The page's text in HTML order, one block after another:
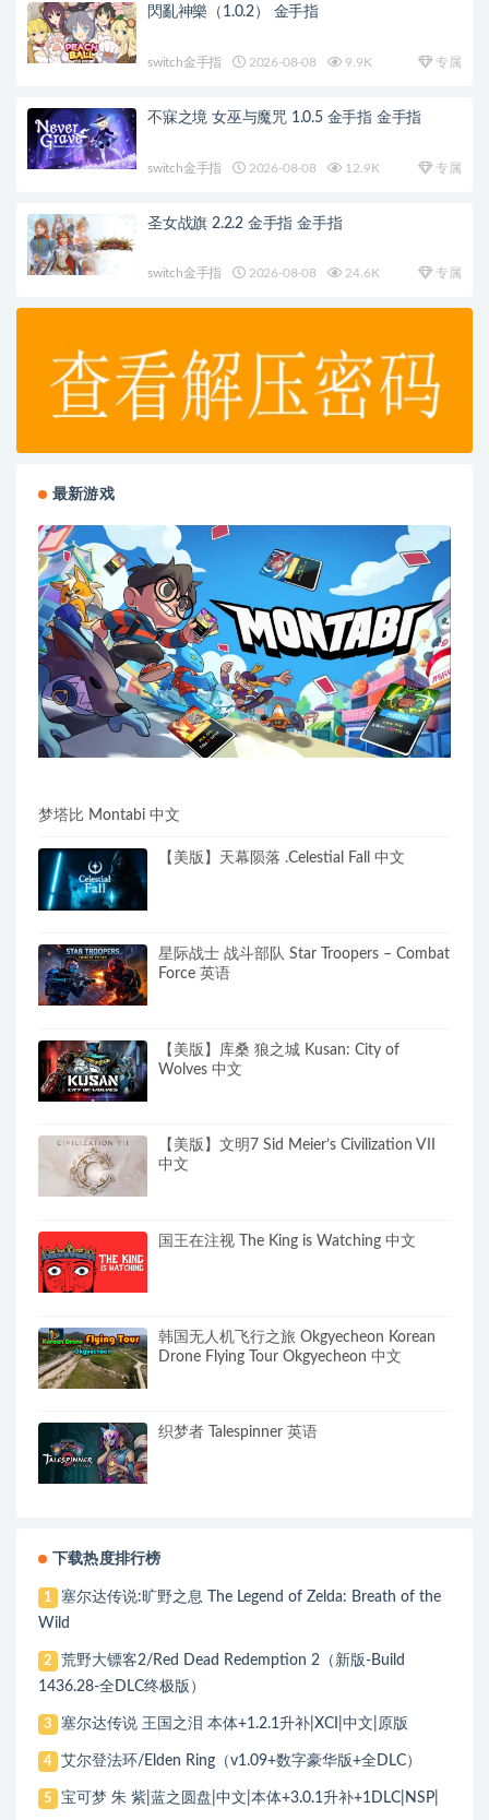
閃亂神樂（1.0.2） 金手指
switch金手指 2026-08-08 9.9K 专属
不寐之境 女巫与魔咒 1.0.5 金手指 金手指
switch金手指 2026-08-08 12.9K 专属
圣女战旗 2.2.2 金手指 金手指
switch金手指 2026-08-08 24.6K 专属
最新游戏
梦塔比 Montabi 中文
【美版】天幕陨落 .Celestial Fall 中文
星际战士 战斗部队 Star Troopers – Combat
Force 英语
【美版】库桑 狼之城 Kusan: City of
Wolves 中文
【美版】文明7 Sid Meier’s Civilization VII
中文
国王在注视 The King is Watching 中文
韩国无人机飞行之旅 Okgyecheon Korean
Drone Flying Tour Okgyecheon 中文
织梦者 Talespinner 英语
下载热度排行榜
1
塞尔达传说:旷野之息 The Legend of Zelda: Breath of the
Wild
2
荒野大镖客2/Red Dead Redemption 2（新版-Build
1436.28-全DLC终极版）
3 塞尔达传说 王国之泪 本体+1.2.1升补|XCI|中文|原版
4 艾尔登法环/Elden Ring（v1.09+数字豪华版+全DLC）
5 宝可梦 朱 紫|蓝之圆盘|中文|本体+3.0.1升补+1DLC|NSP|